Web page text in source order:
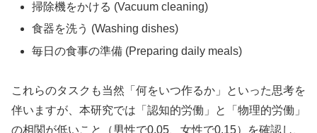
掃除機をかける (Vacuum cleaning)
食器を洗う (Washing dishes)
毎日の食事の準備 (Preparing daily meals)
これらのタスクも当然「何をいつ作るか」といった思考を
伴いますが、本研究では「認知的労働」と「物理的労働」
の相関が低いこと（男性で0.05、女性で0.15）を確認し、